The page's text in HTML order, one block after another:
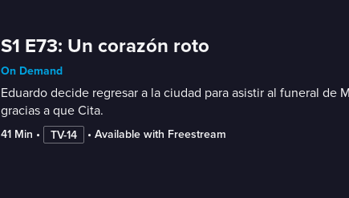
S1 E73: Un corazón roto
On Demand
Eduardo decide regresar a la ciudad para asistir al funeral de
gracias a que Cita.
41 Min • TV-14 • Available with Freestream